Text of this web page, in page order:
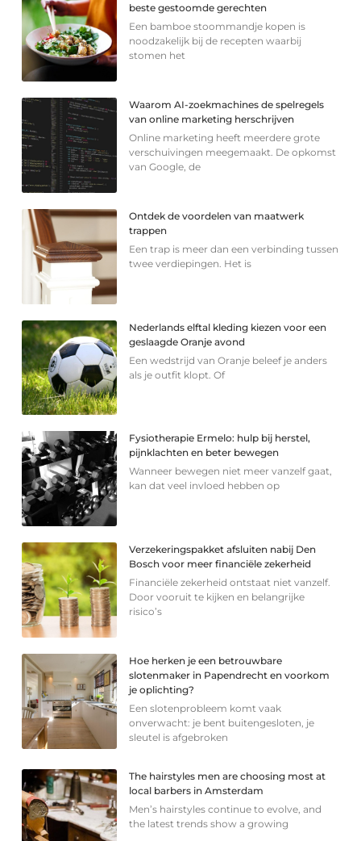
beste gestoomde gerechten
Een bamboe stoommandje kopen is
noodzakelijk bij de recepten waarbij
stomen het
Waarom AI-zoekmachines de spelregels
van online marketing herschrijven
Online marketing heeft meerdere grote
verschuivingen meegemaakt. De opkomst
van Google, de
Ontdek de voordelen van maatwerk
trappen
Een trap is meer dan een verbinding tussen
twee verdiepingen. Het is
Nederlands elftal kleding kiezen voor een
geslaagde Oranje avond
Een wedstrijd van Oranje beleef je anders
als je outfit klopt. Of
Fysiotherapie Ermelo: hulp bij herstel,
pijnklachten en beter bewegen
Wanneer bewegen niet meer vanzelf gaat,
kan dat veel invloed hebben op
Verzekeringspakket afsluiten nabij Den
Bosch voor meer financiële zekerheid
Financiële zekerheid ontstaat niet vanzelf.
Door vooruit te kijken en belangrijke
risico’s
Hoe herken je een betrouwbare
slotenmaker in Papendrecht en voorkom
je oplichting?
Een slotenprobleem komt vaak
onverwacht: je bent buitengesloten, je
sleutel is afgebroken
The hairstyles men are choosing most at
local barbers in Amsterdam
Men’s hairstyles continue to evolve, and
the latest trends show a growing